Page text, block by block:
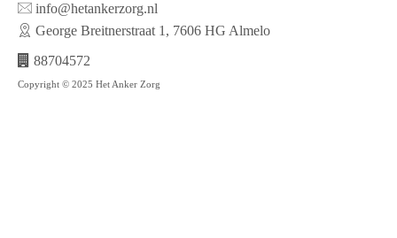
info@hetankerzorg.nl
George Breitnerstraat 1, 7606 HG Almelo
88704572
Copyright © 2025 Het Anker Zorg